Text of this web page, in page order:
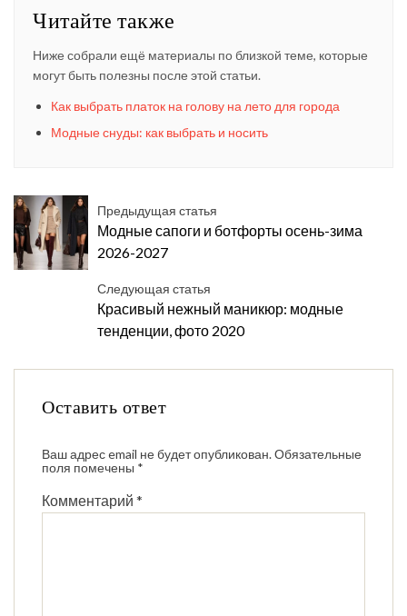
Читайте также
Ниже собрали ещё материалы по близкой теме, которые
могут быть полезны после этой статьи.
Как выбрать платок на голову на лето для города
Модные снуды: как выбрать и носить
Предыдущая статья
Модные сапоги и ботфорты осень-зима
2026-2027
Следующая статья
Красивый нежный маникюр: модные
тенденции, фото 2020
Оставить ответ
Ваш адрес email не будет опубликован.Обязательные
поля помечены *
Комментарий *